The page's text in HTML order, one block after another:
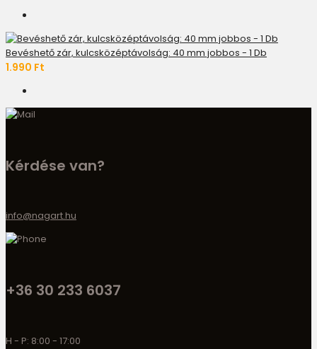
Bevéshető zár, kulcsközéptávolság: 40 mm jobbos - 1 Db
1.990 Ft
Kérdése van?
info@nagart.hu
+36 30 233 6037
H - P: 8:00 - 17:00